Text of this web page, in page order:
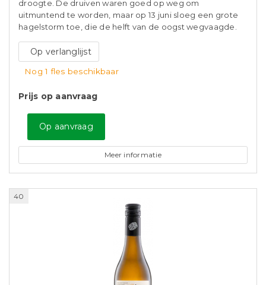
droogte. De druiven waren goed op weg om
uitmuntend te worden, maar op 13 juni sloeg een grote
hagelstorm toe, die de helft van de oogst wegvaagde.
Op verlanglijst
Nog 1 fles beschikbaar
Prijs op aanvraag
Op aanvraag
Meer informatie
40